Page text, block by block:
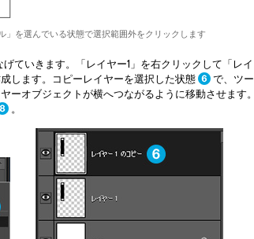
を選んでいる状態で選択範囲外をクリックします
ていきます。「レイヤー1」を右クリックして「レイ
します。コピーレイヤーを選択した状態
で、ツー
ーオブジェクトが横へつながるように移動させます。
。